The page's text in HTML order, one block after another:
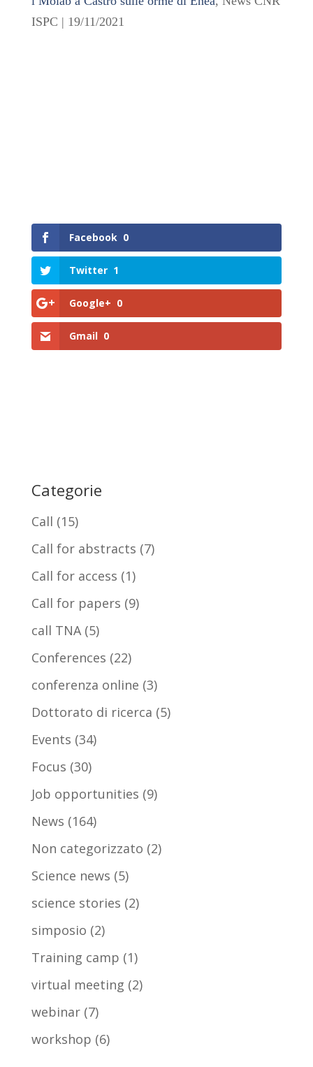
ISPC | 19/11/2021
Facebook 0
Twitter 1
Google+ 0
Gmail 0
Categorie
Call (15)
Call for abstracts (7)
Call for access (1)
Call for papers (9)
call TNA(5)
Conferences (22)
conferenza online (3)
Dottorato di ricerca (5)
Events (34)
Focus (30)
Job opportunities (9)
News (164)
Non categorizzato (2)
Science news (5)
science stories (2)
simposio (2)
Training camp (1)
virtual meeting (2)
webinar(7)
workshop (6)